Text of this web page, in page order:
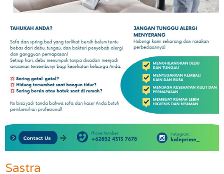
Sastra